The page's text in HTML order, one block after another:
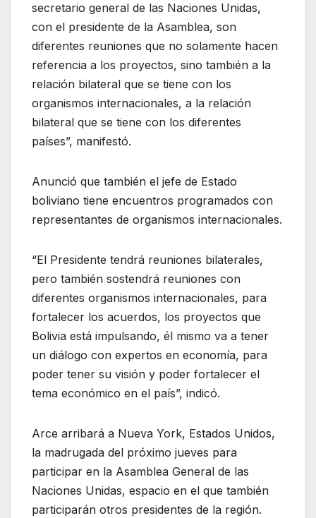
secretario general de las Naciones Unidas,
con el presidente de la Asamblea, son
diferentes reuniones que no solamente hacen
referencia a los proyectos, sino también a la
relación bilateral que se tiene con los
organismos internacionales, a la relación
bilateral que se tiene con los diferentes
países”, manifestó.
Anunció que también el jefe de Estado
boliviano tiene encuentros programados con
representantes de organismos internacionales.
“El Presidente tendrá reuniones bilaterales,
pero también sostendrá reuniones con
diferentes organismos internacionales, para
fortalecer los acuerdos, los proyectos que
Bolivia está impulsando, él mismo va a tener
un diálogo con expertos en economía, para
poder tener su visión y poder fortalecer el
tema económico en el país”, indicó.
Arce arribará a Nueva York, Estados Unidos,
la madrugada del próximo jueves para
participar en la Asamblea General de las
Naciones Unidas, espacio en el que también
participarán otros presidentes de la región.